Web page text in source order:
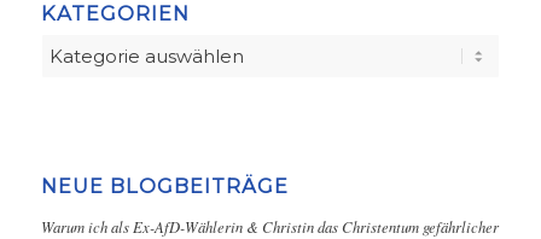
KATEGORIEN
Kategorien
NEUE BLOGBEITRÄGE
Warum ich als Ex-AfD-Wählerin & Christin das Christentum gefährlicher